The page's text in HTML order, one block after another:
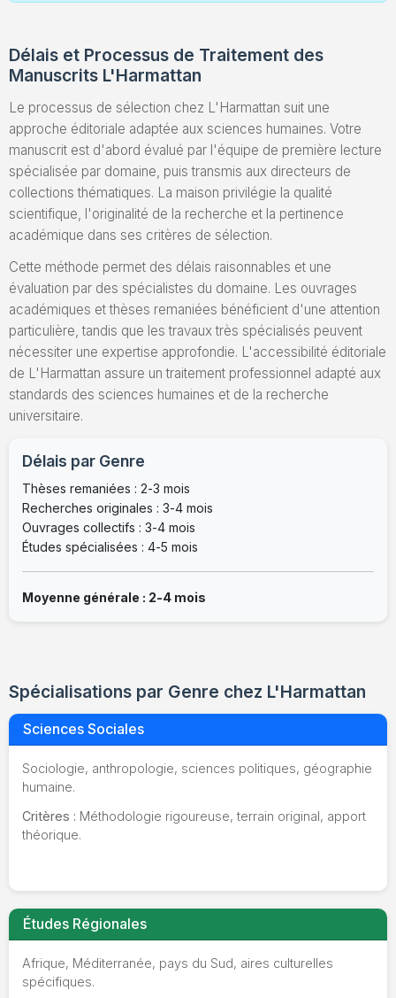
Délais et Processus de Traitement des
Manuscrits L'Harmattan
Le processus de sélection chez L'Harmattan suit une
approche éditoriale adaptée aux sciences humaines. Votre
manuscrit est d'abord évalué par l'équipe de première lecture
spécialisée par domaine, puis transmis aux directeurs de
collections thématiques. La maison privilégie la qualité
scientifique, l'originalité de la recherche et la pertinence
académique dans ses critères de sélection.
Cette méthode permet des délais raisonnables et une
évaluation par des spécialistes du domaine. Les ouvrages
académiques et thèses remaniées bénéficient d'une attention
particulière, tandis que les travaux très spécialisés peuvent
nécessiter une expertise approfondie. L'accessibilité éditoriale
de L'Harmattan assure un traitement professionnel adapté aux
standards des sciences humaines et de la recherche
universitaire.
Délais par Genre
Thèses remaniées : 2-3 mois
Recherches originales : 3-4 mois
Ouvrages collectifs : 3-4 mois
Études spécialisées : 4-5 mois
Moyenne générale : 2-4 mois
Spécialisations par Genre chez L'Harmattan
Sciences Sociales
Sociologie, anthropologie, sciences politiques, géographie
humaine.
Critères : Méthodologie rigoureuse, terrain original, apport
théorique.
Études Régionales
Afrique, Méditerranée, pays du Sud, aires culturelles
spécifiques.